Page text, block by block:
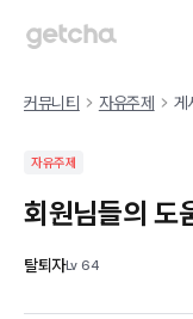
커뮤니티 자유주제 게
자유주제
회원님들의 도
탈퇴자Lv64